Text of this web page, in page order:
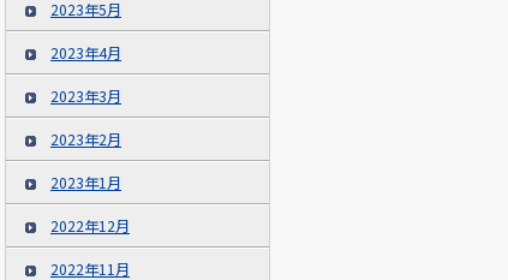
2023年5月
2023年4月
2023年3月
2023年2月
2023年1月
2022年12月
2022年11月